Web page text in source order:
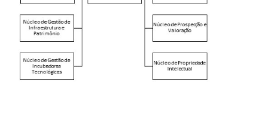
Secretaria de Governo
Gabinete de Segurança Institucional
Advocacia-Geral da União